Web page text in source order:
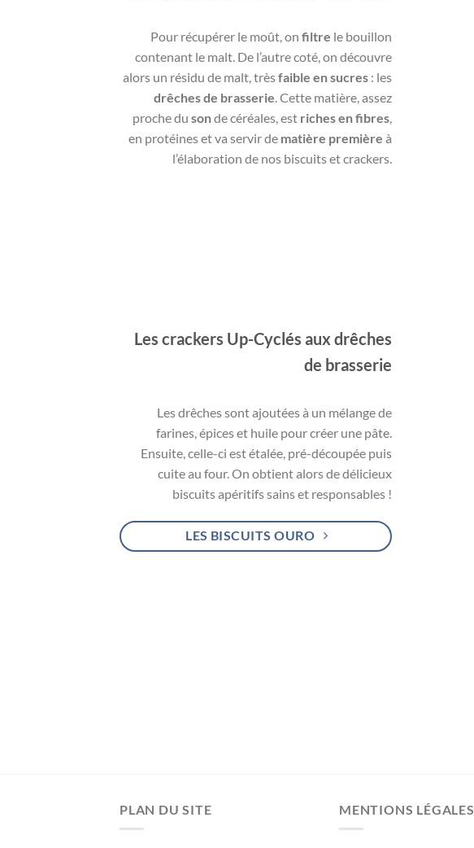
Pour récupérer le moût, on filtre le bouillon
contenant le malt. De l’autre coté, on découvre
alors un résidu de malt, trèsfaible en sucres : les
drêches de brasserie. Cette matière, assez
proche dusonde céréales, est riches en fibres,
en protéines et va servir de matière première à
l’élaboration de nos biscuits et crackers.
Les crackers Up-Cyclés aux drêches
de brasserie
Les drêches sont ajoutées à un mélange de
farines, épices et huile pour créer une pâte.
Ensuite, celle-ci est étalée, pré-découpée puis
cuite au four. On obtient alors de délicieux
biscuits apéritifs sains et responsables !
LES BISCUITS OURO
PLAN DU SITE MENTIONS LÉGALES